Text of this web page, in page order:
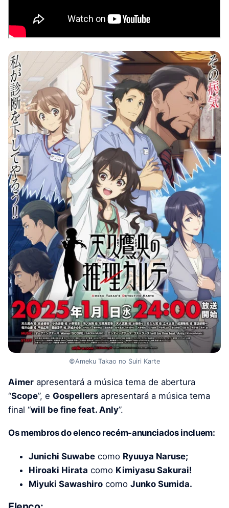
©Ameku Takao no Suiri Karte
Aimer apresentará a música tema de abertura
“Scope”, e Gospellers apresentará a música tema
final “will be fine feat. Anly”.
Os membros do elenco recém-anunciados incluem:
Junichi Suwabe como Ryuuya Naruse;
Hiroaki Hirata como Kimiyasu Sakurai!
Miyuki Sawashiro como Junko Sumida.